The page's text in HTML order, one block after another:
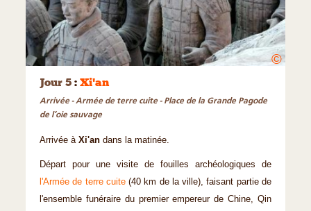
©
Jour 5 : Xi'an
Arrivée - Armée de terre cuite - Place de la Grande Pagode
de l’oie sauvage
Arrivée à Xi'an dans la matinée.
Départ pour une visite de fouilles archéologiques de
l'Armée de terre cuite(40 km de la ville), faisant partie de
l'ensemble funéraire du premier empereur de Chine, Qin